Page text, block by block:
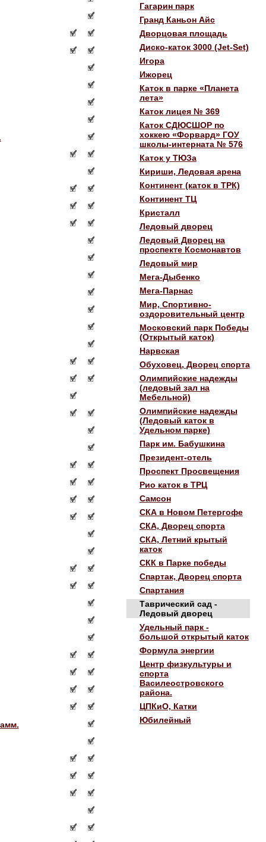
Гагарин парк
Гранд Каньон Айс
Дворцовая площадь
Диско-каток 3000 (Jet-Set)
Игора
Ижорец
Каток в парке «Планета
лета»
Каток лицея № 369
Каток СДЮСШОР по
хоккею «Форвард» ГОУ
школы-интерната № 576
Каток у ТЮЗа
Кириши, Ледовая арена
Континент (каток в ТРК)
Континент ТЦ
Кристалл
Ледовый дворец
Ледовый Дворец на
проспекте Космонавтов
Ледовый мир
Мега-Дыбенко
Мега-Парнас
Мир, Спортивно-
оздоровительный центр
Московский парк Победы
(Открытый каток)
Нарвская
Обуховец, Дворец спорта
Олимпийские надежды
(ледовый зал на
Мебельной)
Олимпийские надежды
(Ледовый каток в
Удельном парке)
Парк им. Бабушкина
Президент-отель
Проспект Просвещения
Рио каток в ТРЦ
Самсон
СКА в Новом Петергофе
СКА, Дворец спорта
СКА, Летний крытый
каток
СКК в Парке победы
Спартак, Дворец спорта
Спартания
Таврический сад -
Ледовый дворец
Удельный парк -
большой открытый каток
Формула энергии
Центр физкультуры и
спорта
Василеостровского
района.
ЦПКиО, Катки
Юбилейный